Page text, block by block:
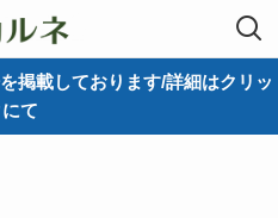
掲載しております/詳細はクリッ
て